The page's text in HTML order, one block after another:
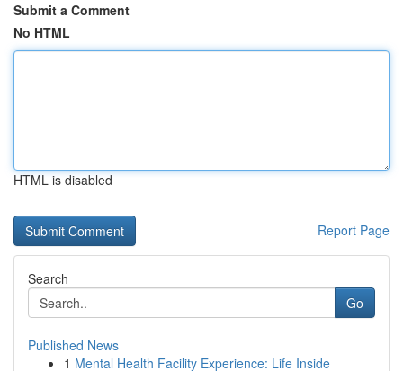
Submit a Comment
No HTML
HTML is disabled
Report Page
Search
Go
Published News
1 Mental Health Facility Experience: Life Inside